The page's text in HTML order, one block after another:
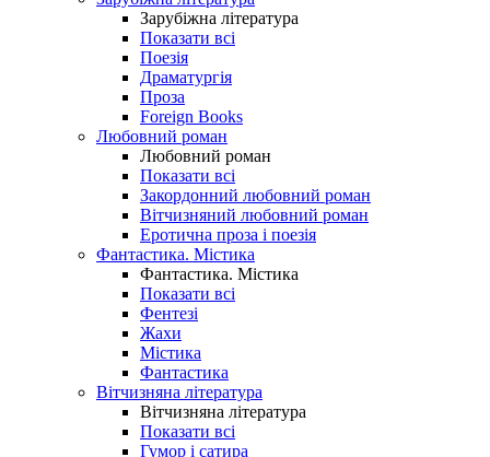
Зарубіжна література
Показати всі
Поезія
Драматургія
Проза
Foreign Books
Любовний роман
Любовний роман
Показати всі
Закордонний любовний роман
Вітчизняний любовний роман
Еротична проза і поезія
Фантастика. Містика
Фантастика. Містика
Показати всі
Фентезі
Жахи
Містика
Фантастика
Вітчизняна література
Вітчизняна література
Показати всі
Гумор і сатира